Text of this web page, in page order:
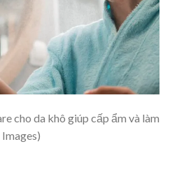
cho da khô giúp cấp ẩm và làm